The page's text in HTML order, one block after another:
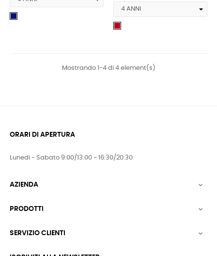
Mostrando 1-4 di 4 element(s)
ORARI DI APERTURA
Lunedi - Sabato 9:00/13:00 - 16:30/20:30
AZIENDA 
PRODOTTI 
SERVIZIO CLIENTI 